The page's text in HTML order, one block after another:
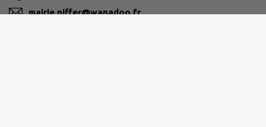
mairie.niffer@wanadoo.fr